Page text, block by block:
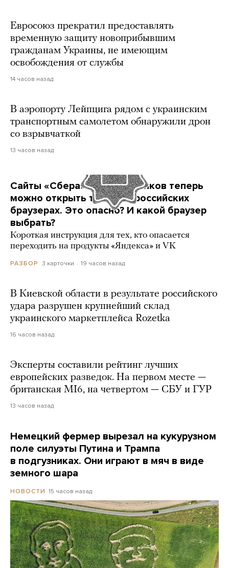
Евросоюз прекратил предоставлять
временную защиту новоприбывшим
гражданам Украины, не имеющим
освобождения от службы
14 часов назад
В аэропорту Лейпцига рядом с украинским
транспортным самолетом обнаружили дрон
со взрывчаткой
13 часов назад
Сайты «Сбера» и других банков теперь
можно открыть только в российских
браузерах. Это опасно? И какой браузер
выбрать?
Короткая инструкция для тех, кто опасается
переходить на продукты «Яндекса» и VK
РАЗБОР 3 карточки 19 часов назад
В Киевской области в результате российского
удара разрушен крупнейший склад
украинского маркетплейса Rozetka
16 часов назад
Эксперты составили рейтинг лучших
европейских разведок. На первом месте —
британская MI6, на четвертом — СБУ и ГУР
13 часов назад
Немецкий фермер вырезал на кукурузном
поле силуэты Путина и Трампа
в подгузниках. Они играют в мяч в виде
земного шара
НОВОСТИ 15 часов назад